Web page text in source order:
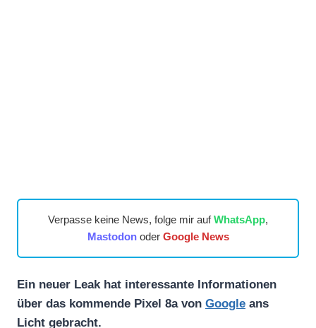
Verpasse keine News, folge mir aufWhatsApp,
Mastodonoder Google News
Ein neuer Leak hat interessante Informationen
über das kommende Pixel 8a von Google ans
Licht gebracht.